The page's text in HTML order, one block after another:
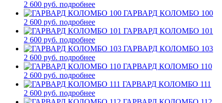
2 600 руб. подробнее
ГАРВАРД КОЛОМБО 100
2 600 руб. подробнее
ГАРВАРД КОЛОМБО 101
2 600 руб. подробнее
ГАРВАРД КОЛОМБО 103
2 600 руб. подробнее
ГАРВАРД КОЛОМБО 110
2 600 руб. подробнее
ГАРВАРД КОЛОМБО 111
2 600 руб. подробнее